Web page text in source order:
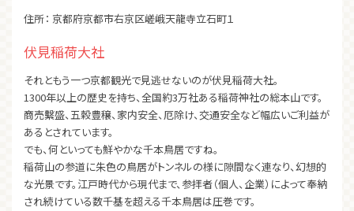
住所： 京都府京都市右京区嵯峨天龍寺立石町１
伏見稲荷大社
それともう一つ京都観光で見逃せないのが伏見稲荷大社。
1300年以上の歴史を持ち、全国約3万社ある稲荷神社の総本山です。
商売繫盛、五穀豊穣、家内安全、厄除け、交通安全など幅広いご利益が
あるとされています。
でも、何といっても鮮やかな千本鳥居ですね。
稲荷山の参道に朱色の鳥居がトンネルの様に隙間なく連なり、幻想的
な光景です。江戸時代から現代まで、参拝者（個人、企業）によって奉納
され続けている数千基を超える千本鳥居は圧巻です。